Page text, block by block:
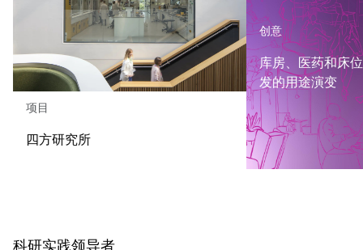
项目
四方研究所
创意
库房、医药和床
发的用途演变
科研实践领导者